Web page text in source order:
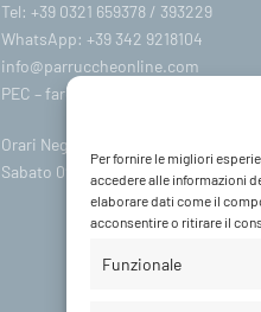
Per fornire le migliori
accedere alle informazioni
elaborare dati come il
acconsentire o ritirare il
Funzionale
Tel: +39 0321 659378 / 393229
WhatsApp: +39 342 9218104
info@parruccheonline.com
PEC –farcaphair@legalmail.it
Orari Negozio:Lunedì / Venerdì
Sabato 09:00-18:00